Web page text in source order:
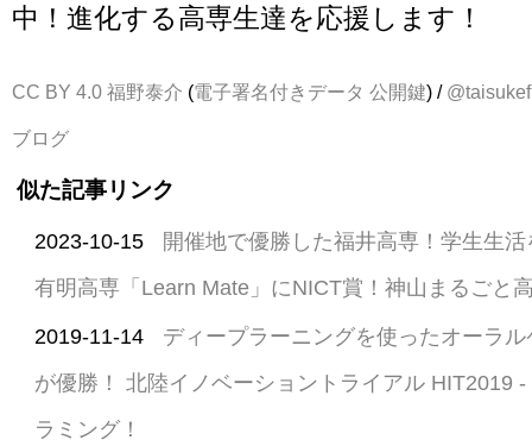
中！進化する高専生達を応援します！
CC BY 4.0 福野泰介 (電子署名付きデータ 公開鍵) / @taisukef
ブログ
似た記事リンク
2023-10-15
開催地で優勝した福井高専！学生生
有明高専「Learn Mate」にNICT賞！神山まるごと
2019-11-14
ディープラーニングを使ったオーラ
が優勝！ 北陸イノベーショントライアル HIT2019
ラミング！